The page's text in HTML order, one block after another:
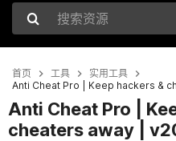
搜索资源
首页 工具
实用工具
Anti Cheat Pro | Keep hackers &
Anti Cheat Pro |
cheaters away |